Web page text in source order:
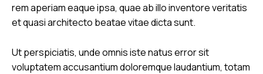
rem aperiam eaque ipsa, quae ab illo inventore veritatis
et quasi architecto beatae vitae dicta sunt.
Ut perspiciatis, unde omnis iste natus error sit
voluptatem accusantium doloremque laudantium, totam